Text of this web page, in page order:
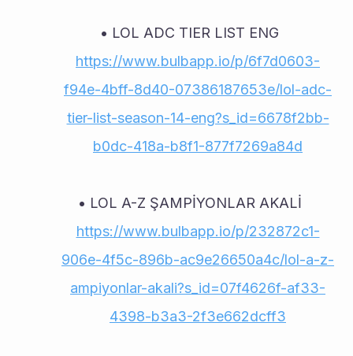
https://www.bulbapp.io/p/6f7d0603-
f94e-4bff-8d40-07386187653e/lol-adc-
tier-list-season-14-eng?s_id=6678f2bb-
b0dc-418a-b8f1-877f7269a84d
https://www.bulbapp.io/p/232872c1-
906e-4f5c-896b-ac9e26650a4c/lol-a-z-
ampiyonlar-akali?s_id=07f4626f-af33-
4398-b3a3-2f3e662dcff3